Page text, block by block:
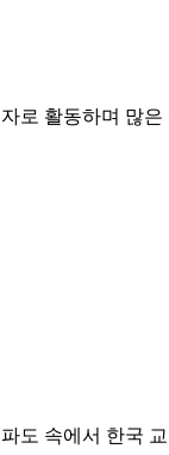
로 활동하며 많
도 속에서 한국